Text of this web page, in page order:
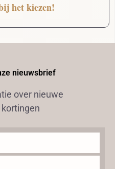
het kiezen!
nieuwsbrief
over nieuwe